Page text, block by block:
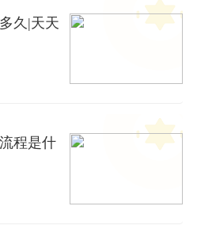
久|天天
程是什